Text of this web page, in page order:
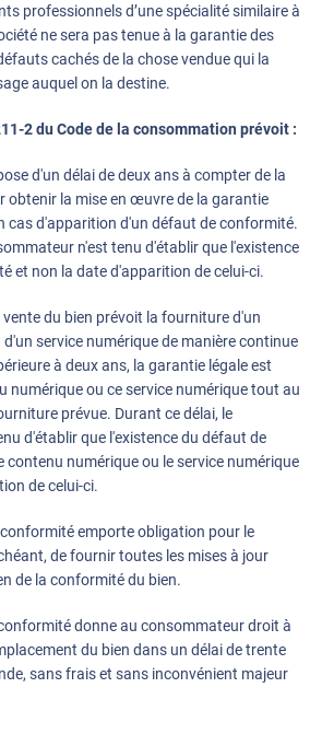
professionnels d’une spécialité similaire à
ne sera pas tenue à la garantie des
cachés de la chose vendue qui la
auquel on la destine.
2 du Code de la consommation prévoit :
d'un délai de deux ans à compter de la
obtenir la mise en œuvre de la garantie
cas d'apparition d'un défaut de conformité.
n'est tenu d'établir que l'existence
et non la date d'apparition de celui-ci.
du bien prévoit la fourniture d'un
service numérique de manière continue
à deux ans, la garantie légale est
numérique ou ce service numérique tout au
prévue. Durant ce délai, le
d'établir que l'existence du défaut de
numérique ou le service numérique
de celui-ci.
emporte obligation pour le
de fournir toutes les mises à jour
de la conformité du bien.
donne au consommateur droit à
du bien dans un délai de trente
sans frais et sans inconvénient majeur